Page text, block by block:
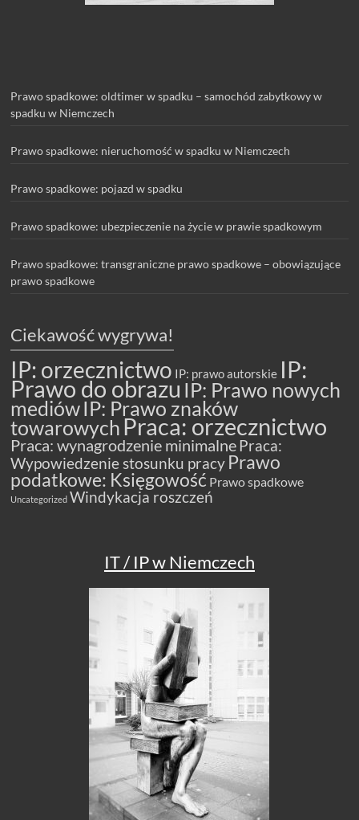
Prawo spadkowe: oldtimer w spadku – samochód zabytkowy w
spadku w Niemczech
Prawo spadkowe: nieruchomość w spadku w Niemczech
Prawo spadkowe: pojazd w spadku
Prawo spadkowe: ubezpieczenie na życie w prawie spadkowym
Prawo spadkowe: transgraniczne prawo spadkowe – obowiązujące
prawo spadkowe
Ciekawość wygrywa!
IP: orzecznictwo IP: prawo autorskie IP:
Prawo do obrazu IP: Prawo nowych
mediówIP: Prawo znaków
towarowych Praca: orzecznictwo
Praca: wynagrodzenie minimalnePraca:
Wypowiedzenie stosunku pracy Prawo
podatkowe: Księgowość Prawo spadkowe
Uncategorized Windykacja roszczeń
IT / IP w Niemczech